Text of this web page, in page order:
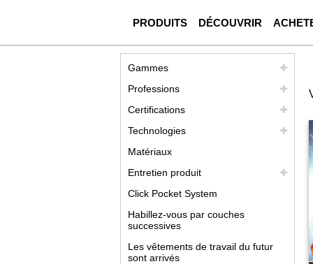
PRODUITS DÉCOUVRIR
Gammes
Professions
Certifications
Technologies
Matériaux
Entretien produit
Click Pocket System
Habillez-vous par couches
successives
Les vêtements de travail du futur
sont arrivés